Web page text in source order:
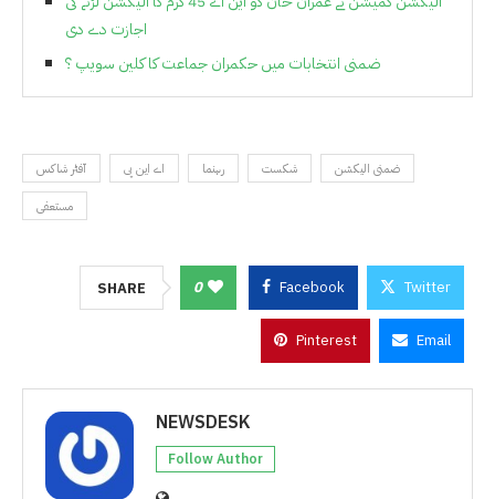
اجازت دے دی
ضمنی انتخابات میں حکمران جماعت کا کلین سویپ ؟
آفٹر شاکس اے این پی رہنما شکست
ضمنی الیکشن
مستعفی
SHARE 0 Facebook Twitter
Pinterest Email
NEWSDESK
Follow Author